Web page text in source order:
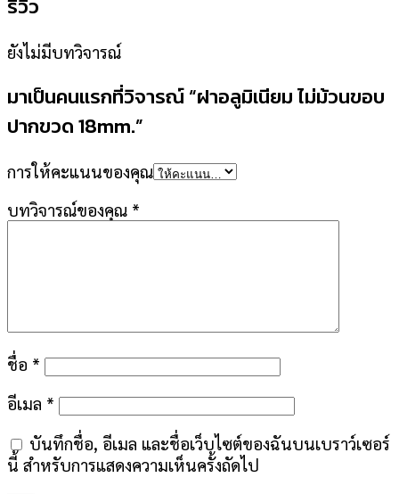
รีวิว
ยังไม่มีบทวิจารณ์
มาเป็นคนแรกที่วิจารณ์ “ฝาอลูมิเนียม ไม่ม้วนขอบ
ปากขวด 18mm.”
การให้คะแนนของคุณ
บทวิจารณ์ของคุณ *
ชื่อ *
อีเมล *
บันทึกชื่อ, อีเมล และชื่อเว็บไซต์ของฉันบนเบราว์เซอร์
นี้ สำหรับการแสดงความเห็นครั้งถัดไป